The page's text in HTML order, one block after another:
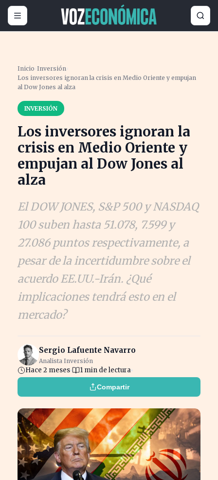
Inicio ›Inversión›
Los inversores ignoran la crisis en Medio Oriente y empujan
al Dow Jones al alza
INVERSIÓN
Los inversores ignoran la
crisis en Medio Oriente y
empujan al Dow Jones al
alza
El DOW JONES, S&P 500 y NASDAQ
100 suben hasta 51.078, 7.599 y
27.086 puntos respectivamente, a
pesar de la incertidumbre sobre el
acuerdo EE.UU.-Irán. ¿Qué
implicaciones tendrá esto en el
mercado?
Sergio Lafuente Navarro
Analista Inversión
Hace 2 meses 1 min de lectura
Compartir